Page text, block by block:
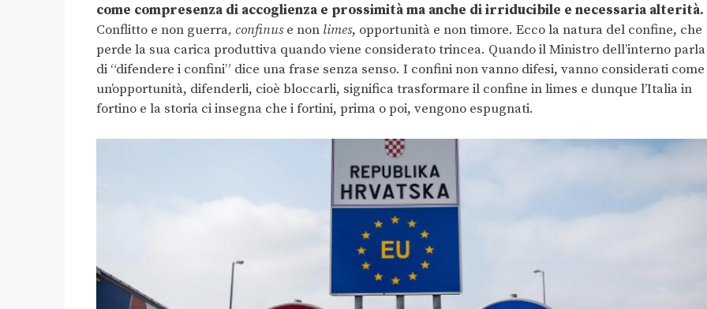
come compresenza di accoglienza e prossimità ma anche di irriducibile e necessaria alterità.
Conflitto e non guerra, confinuse non limes, opportunità e non timore. Ecco la natura del confine, che
perde la sua carica produttiva quando viene considerato trincea. Quando il Ministro dell’interno parla
di “difendere i confini” dice una frase senza senso. I confini non vanno difesi, vanno considerati come
un’opportunità, difenderli, cioè bloccarli, significa trasformare il confine in limes e dunque l’Italia in
fortino e la storia ci insegna che i fortini, prima o poi, vengono espugnati.